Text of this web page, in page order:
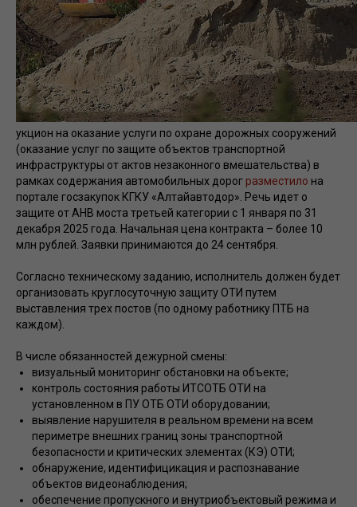
укцион на оказание услуги по охране дорожных сооружений
(оказание услуг по защите объектов транспортной
инфраструктуры от актов незаконного вмешательства) в
рамках содержания автомобильных дорог разместило на
портале госзакупок КГКУ «Алтайавтодор». Речь идет о
защите от АНВ моста третьей категории с 1 января по 31
декабря 2025 года. Начальная цена контракта – более 10
млн рублей. Заявки принимаются до 24 сентября.
Согласно техническому заданию, исполнитель должен будет
организовать круглосуточную защиту ОТИ путем
выставления трех постов (по одному работнику ПТБ на
каждом).
В числе обязанностей дежурной смены:
визуальный мониторинг обстановки на объекте;
контроль состояния работы ИТСОТБ ОТИ на
установленном в ПУ ОТБ ОТИ оборудовании;
выявление нарушителя в реальном времени на всем
периметре внешних границ зоны транспортной
безопасности и критических элементах (КЭ) ОТИ;
обнаружение, идентифицикация и распознавание
объектов видеонаблюдения;
обеспечение пропускного и внутриобъектовый режима и